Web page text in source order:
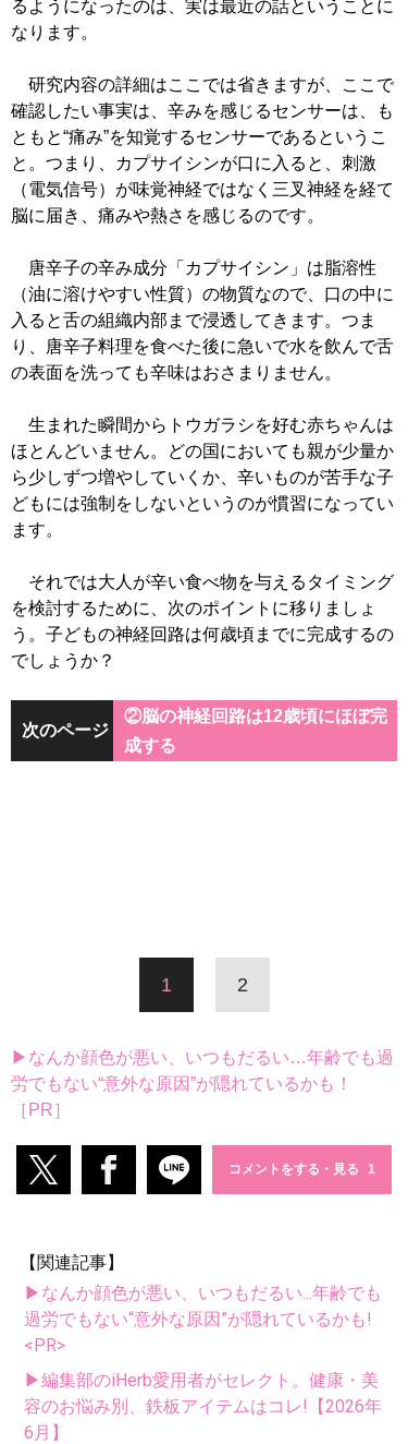
るようになったのは、実は最近の話ということに
なります。
研究内容の詳細はここでは省きますが、ここで
確認したい事実は、辛みを感じるセンサーは、も
ともと“痛み”を知覚するセンサーであるというこ
と。つまり、カプサイシンが口に入ると、刺激
（電気信号）が味覚神経ではなく三叉神経を経て
脳に届き、痛みや熱さを感じるのです。
唐辛子の辛み成分「カプサイシン」は脂溶性
（油に溶けやすい性質）の物質なので、口の中に
入ると舌の組織内部まで浸透してきます。つま
り、唐辛子料理を食べた後に急いで水を飲んで舌
の表面を洗っても辛味はおさまりません。
生まれた瞬間からトウガラシを好む赤ちゃんは
ほとんどいません。どの国においても親が少量か
ら少しずつ増やしていくか、辛いものが苦手な子
どもには強制をしないというのが慣習になってい
ます。
それでは大人が辛い食べ物を与えるタイミング
を検討するために、次のポイントに移りましょ
う。子どもの神経回路は何歳頃までに完成するの
でしょうか？
次のページ
②脳の神経回路は12歳頃にほぼ完
成する
1 2
▶なんか顔色が悪い、いつもだるい…年齢でも過
労でもない“意外な原因”が隠れているかも！
［PR］
コメントをする・見る
【関連記事】
▶なんか顔色が悪い、いつもだるい...年齢でも
過労でもない“意外な原因”が隠れているかも!
<PR>
▶編集部のiHerb愛用者がセレクト。健康・美
容のお悩み別、鉄板アイテムはコレ!【2026年
6月】